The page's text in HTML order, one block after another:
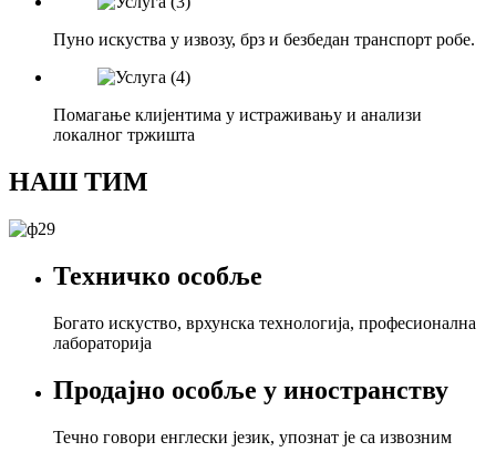
Пуно искуства у извозу, брз и безбедан транспорт робе.
Помагање клијентима у истраживању и анализи
локалног тржишта
НАШ ТИМ
Техничко особље
Богато искуство, врхунска технологија, професионална
лабораторија
Продајно особље у иностранству
Течно говори енглески језик, упознат је са извозним